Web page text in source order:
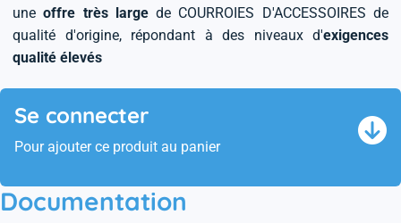
uneoffre très largede COURROIES D'ACCESSOIRES de
qualité d'origine, répondant à des niveaux d'exigences
qualité élevés
Se connecter
Pour ajouter ce produit au panier
Documentation